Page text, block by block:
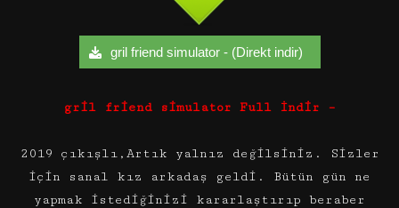
gril friend simulator - (Direkt indir)
gril friend simulator Full İndir –
2019 çıkışlı,Artık yalnız değilsiniz. Sizler
için sanal kız arkadaş geldi. Bütün gün ne
yapmak istediğinizi kararlaştırıp beraber